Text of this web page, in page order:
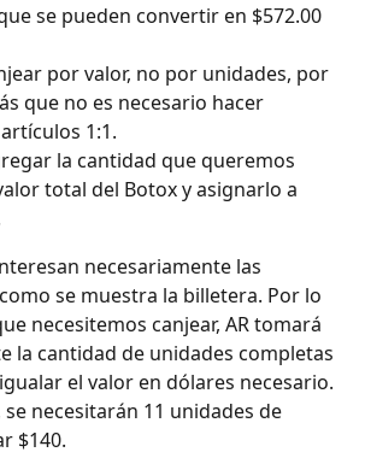
se pueden convertir en $572.00
por valor, no por unidades, por
que no es necesario hacer
1:1.
la cantidad que queremos
total del Botox y asignarlo a
necesariamente las
se muestra la billetera. Por lo
necesitemos canjear, AR tomará
la cantidad de unidades completas
el valor en dólares necesario.
necesitarán 11 unidades de
$140.